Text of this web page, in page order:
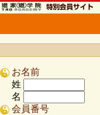
お名前
姓
名
会員番号